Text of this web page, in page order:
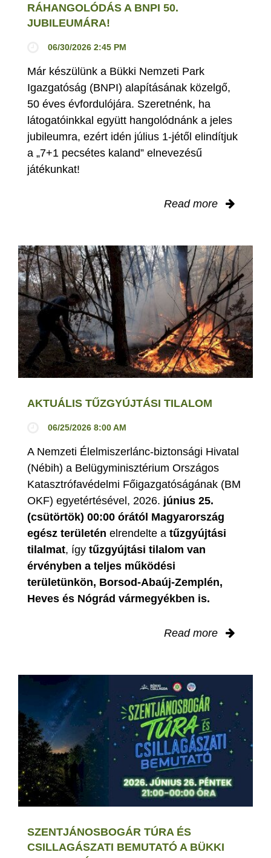
RÁHANGOLÓDÁS A BNPI 50.
JUBILEUMÁRA!
06/30/2026 2:45 PM
Már készülünk a Bükki Nemzeti Park
Igazgatóság (BNPI) alapításának közelgő,
50 éves évfordulójára. Szeretnénk, ha
látogatóinkkal együtt hangolódnánk a jeles
jubileumra, ezért idén július 1-jétől elindítjuk
a „7+1 pecsétes kaland” elnevezésű
játékunkat!
Read more
AKTUÁLIS TŰZGYÚJTÁSI TILALOM
06/25/2026 8:00 AM
A Nemzeti Élelmiszerlánc-biztonsági Hivatal
(Nébih) a Belügyminisztérium Országos
Katasztrófavédelmi Főigazgatóságának (BM
OKF) egyetértésével, 2026. június 25.
(csütörtök) 00:00 órától Magyarország
egész területén elrendelte a tűzgyújtási
tilalmat, így tűzgyújtási tilalom van
érvényben a teljes működési
területünkön, Borsod-Abaúj-Zemplén,
Heves és Nógrád vármegyékben is.
Read more
SZENTJÁNOSBOGÁR TÚRA ÉS
CSILLAGÁSZATI BEMUTATÓ A BÜKKI